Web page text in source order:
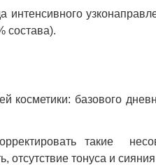
состава).
базового
такие
отсутствие тонуса и